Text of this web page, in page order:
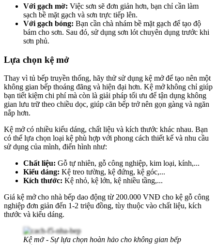
Với gạch mờ: Việc sơn sẽ đơn giản hơn, bạn chỉ cần làm
sạch bề mặt gạch và sơn trực tiếp lên.
Với gạch bóng: Bạn cần chà nhám bề mặt gạch để tạo độ
bám cho sơn. Sau đó, sử dụng sơn lót chuyên dụng trước khi
sơn phủ.
Lựa chọn kệ mở
Thay vì tủ bếp truyền thống, hãy thử sử dụng kệ mở để tạo nên một
không gian bếp thoáng đãng và hiện đại hơn. Kệ mở không chỉ giúp
bạn tiết kiệm chi phí mà còn là giải pháp tối ưu để tận dụng không
gian lưu trữ theo chiều dọc, giúp căn bếp trở nên gọn gàng và ngăn
nắp hơn.
Kệ mở có nhiều kiểu dáng, chất liệu và kích thước khác nhau. Bạn
có thể lựa chọn loại kệ phù hợp với phong cách thiết kế và nhu cầu
sử dụng của mình, điển hình như:
Chất liệu: Gỗ tự nhiên, gỗ công nghiệp, kim loại, kính,...
Kiểu dáng: Kệ treo tường, kệ đứng, kệ góc,...
Kích thước: Kệ nhỏ, kệ lớn, kệ nhiều tầng,...
Giá kệ mở cho nhà bếp dao động từ 200.000 VNĐ cho kệ gỗ công
nghiệp đơn giản đến 1-2 triệu đồng, tùy thuộc vào chất liệu, kích
thước và kiểu dáng.
Kệ mở - Sự lựa chọn hoàn hảo cho không gian bếp